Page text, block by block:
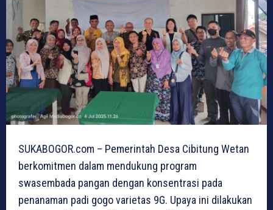
SUKABOGOR.com – Pemerintah Desa Cibitung Wetan
berkomitmen dalam mendukung program
swasembada pangan dengan konsentrasi pada
penanaman padi gogo varietas 9G. Upaya ini dilakukan